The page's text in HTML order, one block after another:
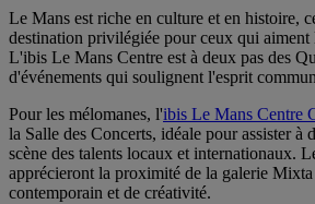
Le Mans est riche en culture et en histoire,
destination privilégiée pour ceux qui
L'ibis Le Mans Centre est à deux pas des
d'événements qui soulignent l'esprit
Pour les mélomanes, l'ibis Le Mans Centre
la Salle des Concerts, idéale pour assister à
scène des talents locaux et internationaux.
apprécieront la proximité de la galerie
contemporain et de créativité.